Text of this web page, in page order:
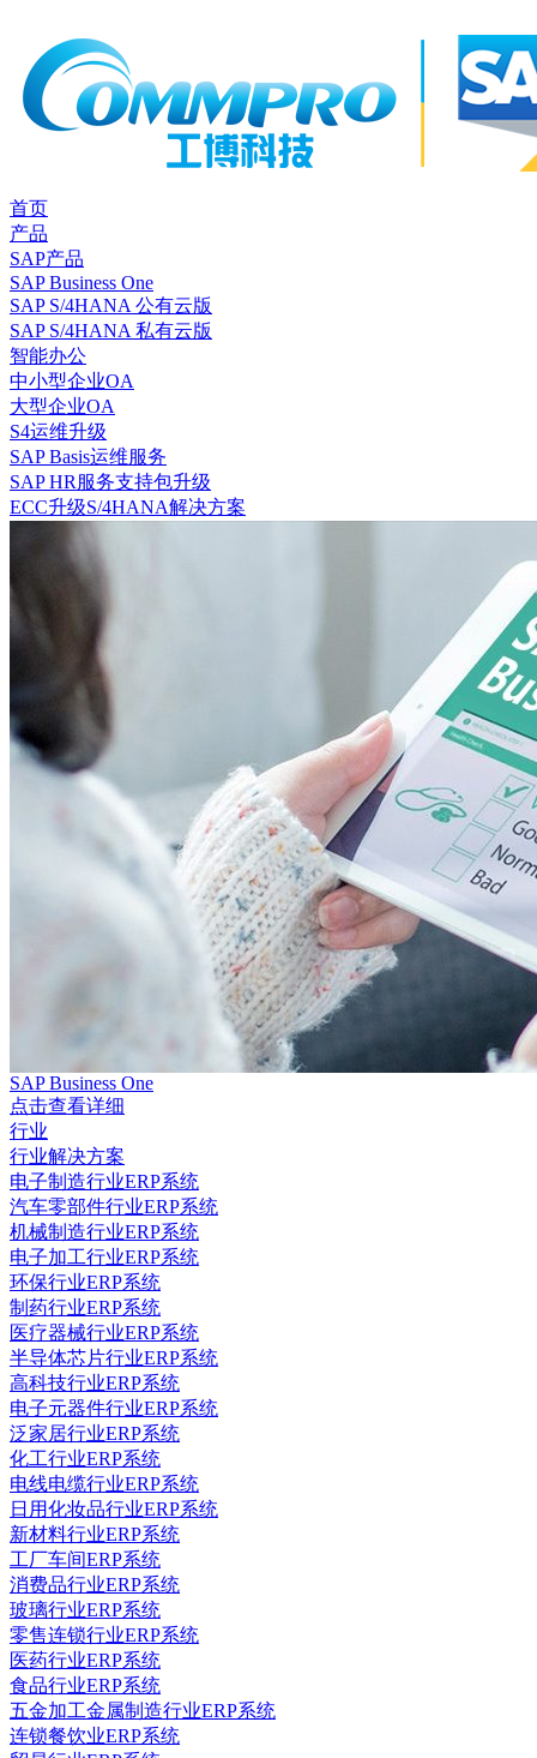
首页
产品
SAP产品
SAP Business One
SAP S/4HANA 公有云版
SAP S/4HANA 私有云版
智能办公
中小型企业OA
大型企业OA
S4运维升级
SAP Basis运维服务
SAP HR服务支持包升级
ECC升级S/4HANA解决方案
SAP Business One
点击查看详细
行业
行业解决方案
电子制造行业ERP系统
汽车零部件行业ERP系统
机械制造行业ERP系统
电子加工行业ERP系统
环保行业ERP系统
制药行业ERP系统
医疗器械行业ERP系统
半导体芯片行业ERP系统
高科技行业ERP系统
电子元器件行业ERP系统
泛家居行业ERP系统
化工行业ERP系统
电线电缆行业ERP系统
日用化妆品行业ERP系统
新材料行业ERP系统
工厂车间ERP系统
消费品行业ERP系统
玻璃行业ERP系统
零售连锁行业ERP系统
医药行业ERP系统
食品行业ERP系统
五金加工金属制造行业ERP系统
连锁餐饮业ERP系统